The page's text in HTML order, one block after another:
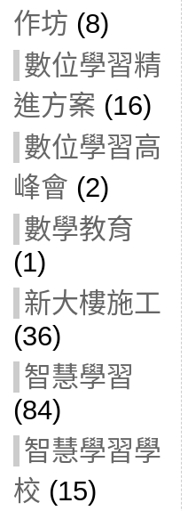
作坊 (8)
數位學習精
進方案 (16)
數位學習高
峰會 (2)
數學教育
(1)
新大樓施工
(36)
智慧學習
(84)
智慧學習學
校 (15)